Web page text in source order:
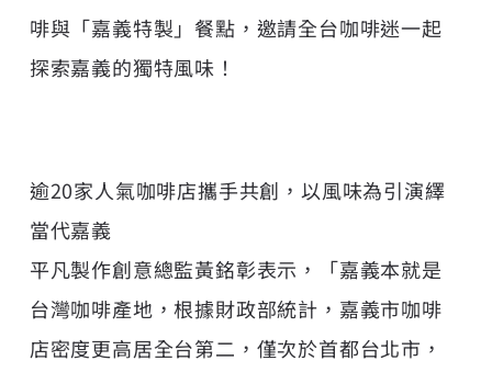
啡與「嘉義特製」餐點，邀請全台咖啡迷一起
探索嘉義的獨特風味！
逾20家人氣咖啡店攜手共創，以風味為引演繹
當代嘉義
平凡製作創意總監黃銘彰表示，「嘉義本就是
台灣咖啡產地，根據財政部統計，嘉義市咖啡
店密度更高居全台第二，僅次於首都台北市，